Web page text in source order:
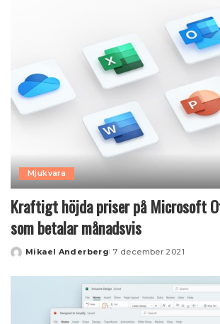
Mjukvara
Kraftigt höjda priser på Microsoft
som betalar månadsvis
Posted
Mikael Anderberg 7 december 2021